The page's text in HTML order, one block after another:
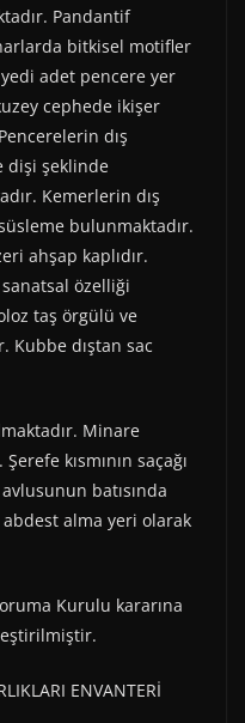
Pandantif
bitkisel motifler
adet pencere yer
cephede ikişer
dış
dişi şeklinde
Kemerlerin dış
bulunmaktadır.
ahşap kaplıdır.
özelliği
taş örgülü ve
Kubbe dıştan sac
Minare
kısmının saçağı
batısında
alma yeri olarak
Kurulu kararına
ENVANTERİ